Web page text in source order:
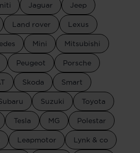
Jaguar Jeep
Land rover Lexus
Mini Mitsubishi
Peugeot Porsche
Skoda Smart
Suzuki Toyota
Tesla MG Polestar
Leapmotor Lynk & co